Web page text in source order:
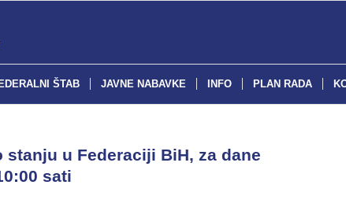
ŠTAB JAVNE NABAVKE INFO PLAN RADA
u Federaciji BiH, za dane
sati